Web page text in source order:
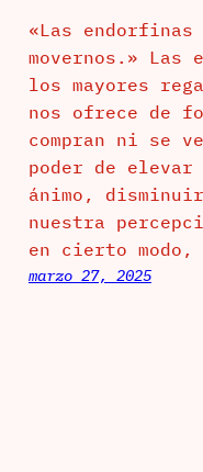
«Las endorfinas
movernos.» Las
los mayores
nos ofrece de
compran ni se
poder de elevar
ánimo,
nuestra
en cierto modo,
marzo 27, 2025